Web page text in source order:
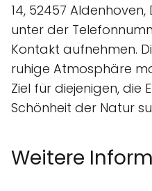
14, 52457
unter der
Kontakt aufnehmen.
ruhige Atmosphäre
Ziel für diejenigen, die
Schönheit der Natur
Weitere